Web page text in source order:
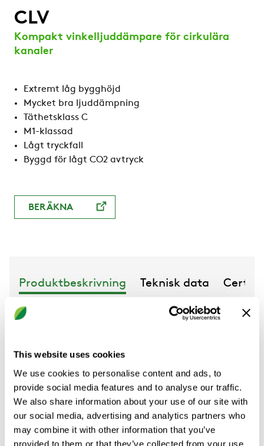
This website uses cookies
We use cookies to personalise content and ads, to
provide social media features and to analyse our traffic.
We also share information about your use of our site with
our social media, advertising and analytics partners who
may combine it with other information that you’ve
provided to them or that they’ve collected from your use
CLV
Kompakt vinkelljuddämpare för cirkulära
kanaler
Extremt låg bygghöjd
Mycket bra ljuddämpning
Täthetsklass C
M1-klassad
Lågt tryckfall
Byggd för lågt CO2 avtryck
BERÄKNA
Produktbeskrivning Teknisk data
på cirkularitetens nyckelprinciper, och som
består av RE:duce, RE:use och RE:vitalise.
CLV tillverkas med hållbar plåt kallat RRP,
där RRP står för ”recycled and renewably
produced”. Stålet har en andel återvunnet
stål på minst 75 procent. Dessutom
använder tillverkningsprocessen